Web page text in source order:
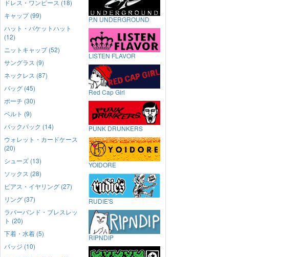
ドレス・ワンピース (18)
キャップ (99)
ハット・バケットハット
(12)
ニットキャップ (52)
サングラス (9)
ネックレス (87)
バッグ (45)
ポーチ (30)
ベルト (9)
バックパック (14)
ウォレット・カードケース
(20)
シューズ (13)
ソックス (28)
ピアス・イヤリング (27)
リング (37)
ラバーバンド・ブレスレッ
ト (20)
下着・水着 (5)
バッジ (10)
P.N UNDERGROUND
LISTEN FLAVOR
Red Cap Girl
PUNK DRUNKERS
YOIDORE
RUDIE'S
RIPNDIP